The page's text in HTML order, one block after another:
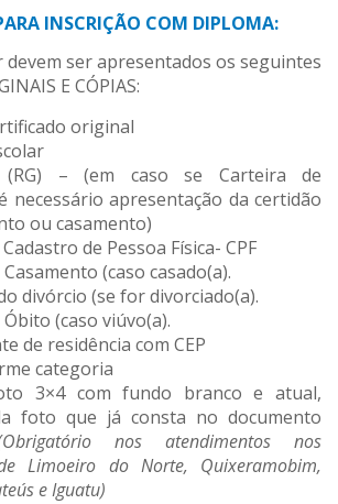
INSCRIÇÃO COM DIPLOMA:
devem ser apresentados os seguintes
E CÓPIAS:
original
(RG) – (em caso se Carteira de
necessário apresentação da certidão
ou casamento)
de Pessoa Física- CPF
(caso casado(a).
divórcio (se for divorciado(a).
(caso viúvo(a).
de residência com CEP
categoria
3×4 com fundo branco e atual,
foto que já consta no documento
nos atendimentos nos
Limoeiro do Norte, Quixeramobim,
e Iguatu)